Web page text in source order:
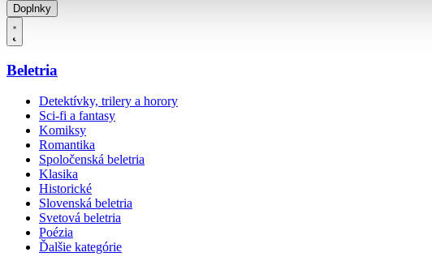
Doplnky
Beletria
Detektívky, trilery a horory
Sci-fi a fantasy
Komiksy
Romantika
Spoločenská beletria
Klasika
Historické
Slovenská beletria
Svetová beletria
Poézia
Ďalšie kategórie